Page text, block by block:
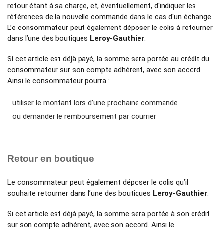
retour étant à sa charge, et, éventuellement, d'indiquer les
références de la nouvelle commande dans le cas d'un échange.
L’e consommateur peut également déposer le colis à retourner
dans l’une des boutiques Leroy-Gauthier.
Si cet article est déjà payé, la somme sera portée au crédit du
consommateur sur son compte adhérent, avec son accord.
Ainsi le consommateur pourra :
utiliser le montant lors d’une prochaine commande
ou demander le remboursement par courrier
Retour en boutique
Le consommateur peut également déposer le colis qu’il
souhaite retourner dans l’une des boutiques Leroy-Gauthier.
Si cet article est déjà payé, la somme sera portée à son crédit
sur son compte adhérent, avec son accord. Ainsi le